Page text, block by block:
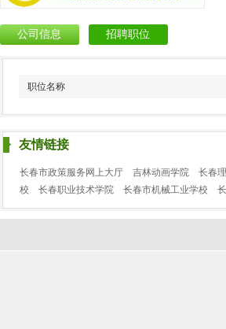
公司信息 招聘职位
职位名称
友情链接
长春市政策服务网上大厅 吉林动画学院 长春
校
长春职业技术学院 长春市机械工业学校